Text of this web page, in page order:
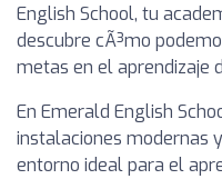
English School, tu
descubre cÃ³mo
metas en el aprendizaje
En Emerald English
instalaciones modernas
entorno ideal para el